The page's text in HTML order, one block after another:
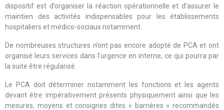
dispositif est d’organiser la réaction opérationnelle et d’assurer le
maintien des activités indispensables pour les établissements
hospitaliers et médico-sociaux notamment.
De nombreuses structures n’ont pas encore adopté de PCA et ont
organisé leurs services dans l’urgence en interne, ce qui pourra par
la suite être régularisé.
Le PCA doit déterminer notamment les fonctions et les agents
devant être impérativement présents physiquement ainsi que les
mesures, moyens et consignes dites « barrières » recommandés